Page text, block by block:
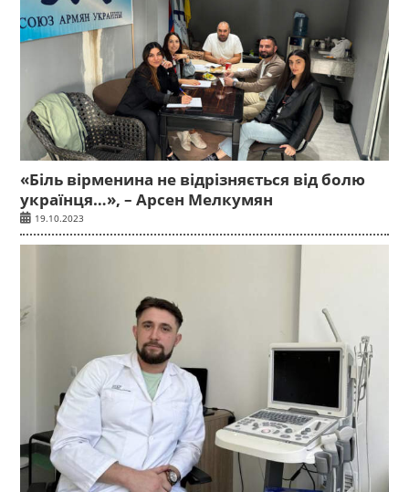
«Біль вірменина не відрізняється від болю
українця…», – Арсен Мелкумян
19.10.2023